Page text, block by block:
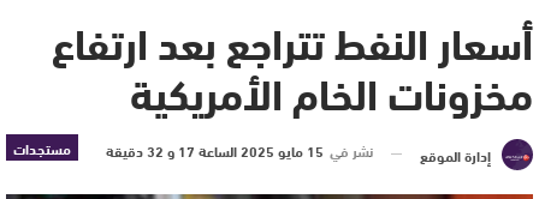
أسعار النفط تتراجع بعد ارتفاع
مخزونات الخام الأمريكية
مستجدات إدارة الموقع نشر في 15 مايو 2025 الساعة 17 و 32 دقيقة